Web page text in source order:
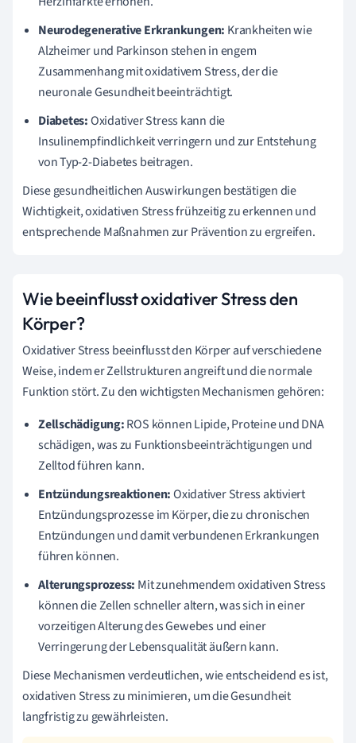
Neurodegenerative Erkrankungen: Krankheiten wie
Alzheimer und Parkinson stehen in engem
Zusammenhang mit oxidativem Stress, der die
neuronale Gesundheit beeinträchtigt.
Diabetes:Oxidativer Stress kann die
Insulinempfindlichkeit verringern und zur Entstehung
von Typ-2-Diabetes beitragen.
Diese gesundheitlichen Auswirkungen bestätigen die
Wichtigkeit, oxidativen Stress frühzeitig zu erkennen und
entsprechende Maßnahmen zur Prävention zu ergreifen.
Wie beeinflusst oxidativer Stress den
Körper?
Oxidativer Stress beeinflusst den Körper auf verschiedene
Weise, indem er Zellstrukturen angreift und die normale
Funktion stört. Zu den wichtigsten Mechanismen gehören:
Zellschädigung:ROS können Lipide, Proteine und DNA
schädigen, was zu Funktionsbeeinträchtigungen und
Zelltod führen kann.
Entzündungsreaktionen:Oxidativer Stress aktiviert
Entzündungsprozesse im Körper, die zu chronischen
Entzündungen und damit verbundenen Erkrankungen
führen können.
Alterungsprozess: Mit zunehmendem oxidativen Stress
können die Zellen schneller altern, was sich in einer
vorzeitigen Alterung des Gewebes und einer
Verringerung der Lebensqualität äußern kann.
Diese Mechanismen verdeutlichen, wie entscheidend es ist,
oxidativen Stress zu minimieren, um die Gesundheit
langfristig zu gewährleisten.